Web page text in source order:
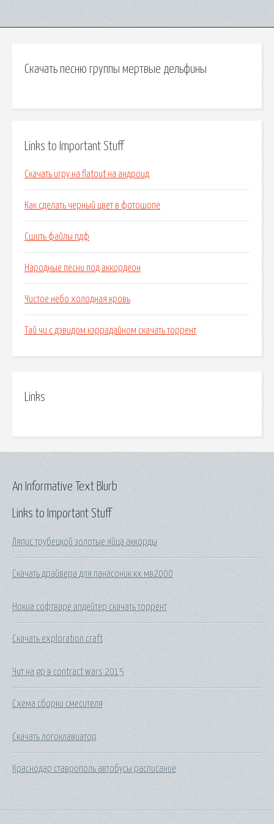
Скачать песню группы мертвые дельфины
Links to Important Stuff
Скачать игру на flatout на андроид
Как сделать черный цвет в фотошопе
Сшить файлы пдф
Народные песни под аккордеон
Чистое небо холодная кровь
Тай чи с дэвидом кэррадайном скачать торрент
Links
Links to Important Stuff
Ляпис трубецкой золотые яйца аккорды
Скачать драйвера для панасоник кх мв2000
Нокиа софтваре апдейтер скачать торрент
Скачать exploration craft
Чит на gp в contract wars 2015
Схема сборки смесителя
Скачать логоклавиатор
Краснодар ставрополь автобусы расписание
An Informative Text Blurb